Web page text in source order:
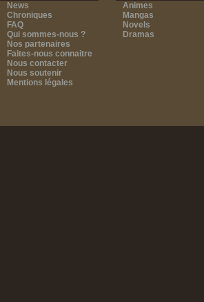
News
Chroniques
FAQ
Qui sommes-nous ?
Nos partenaires
Faites-nous connaitre
Nous contacter
Nous soutenir
Mentions légales
Animes
Mangas
Novels
Dramas